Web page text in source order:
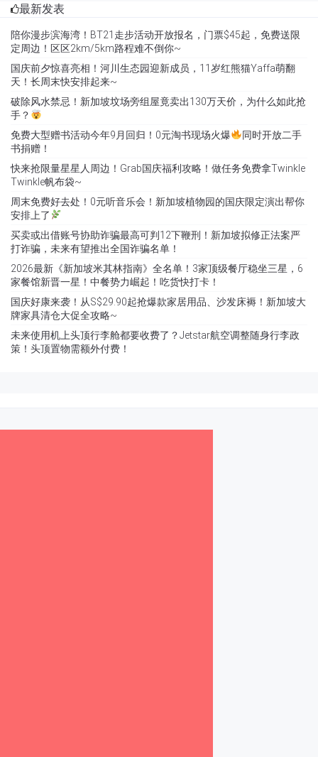
最新发表
陪你漫步滨海湾！BT21走步活动开放报名，门票$45起，免费送限
定周边！区区2km/5km路程难不倒你~
国庆前夕惊喜亮相！河川生态园迎新成员，11岁红熊猫Yaffa萌翻
天！长周末快安排起来~
破除风水禁忌！新加坡坟场旁组屋竟卖出130万天价，为什么如此抢
手？
免费大型赠书活动今年9月回归！0元淘书现场火爆
同时开放二手
书捐赠！
快来抢限量星星人周边！Grab国庆福利攻略！做任务免费拿Twinkle
Twinkle帆布袋~
周末免费好去处！0元听音乐会！新加坡植物园的国庆限定演出帮你
安排上了
买卖或出借账号协助诈骗最高可判12下鞭刑！新加坡拟修正法案严
打诈骗，未来有望推出全国诈骗名单！
2026最新《新加坡米其林指南》全名单！3家顶级餐厅稳坐三星，6
家餐馆新晋一星！中餐势力崛起！吃货快打卡！
国庆好康来袭！从S$29.90起抢爆款家居用品、沙发床褥！新加坡大
牌家具清仓大促全攻略~
未来使用机上头顶行李舱都要收费了？Jetstar航空调整随身行李政
策！头顶置物需额外付费！